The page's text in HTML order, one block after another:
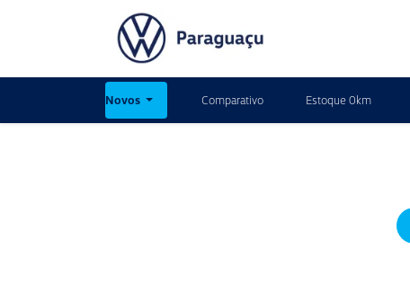
Novos Comparativo Estoque 0km